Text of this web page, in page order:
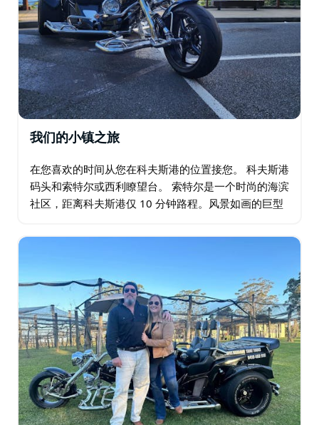
我们的小镇之旅
在您喜欢的时间从您在科夫斯港的位置接您。 科夫斯港
码头和索特尔或西利瞭望台。 索特尔是一个时尚的海滨
社区，距离科夫斯港仅 10 分钟路程。风景如画的巨型
荫，为小镇增添了独特的氛围。…